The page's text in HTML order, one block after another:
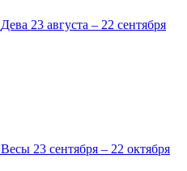
Дева 23 августа – 22 сентября
Весы 23 сентября – 22 октября